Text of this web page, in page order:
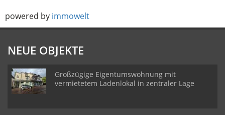
powered by immowelt
NEUE OBJEKTE
Großzügige Eigentumswohnung mit
vermietetem Ladenlokal in zentraler Lage